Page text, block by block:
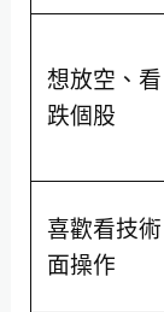
想放空、看
跌個股
喜歡看技術
面操作